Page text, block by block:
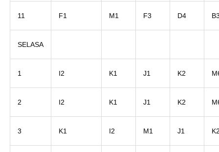
11 F1 M1 F3 D4
SELASA
1 I2 K1 J1 K2
2 I2 K1 J1 K2
3 K1 I2 M1 J1